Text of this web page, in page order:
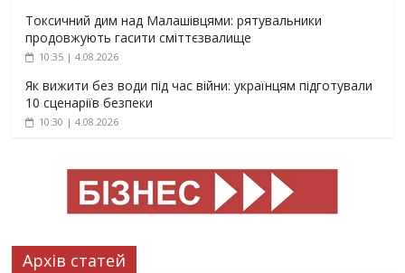
Токсичний дим над Малашівцями: рятувальники
продовжують гасити сміттєзвалище
10:35 | 4.08.2026
Як вижити без води під час війни: українцям підготували
10 сценаріїв безпеки
10:30 | 4.08.2026
Архів статей